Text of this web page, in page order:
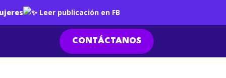
Leer publicación en FB
CONTÁCTANOS